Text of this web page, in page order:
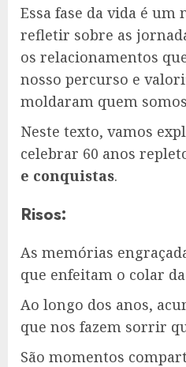
Essa fase da vida é um
refletir sobre as
os relacionamentos
nosso percurso e
moldaram quem
Neste texto, vamos
celebrar 60 anos
e conquistas.
Risos:
As memórias
que enfeitam o colar
Ao longo dos anos,
que nos fazem sorrir
São momentos